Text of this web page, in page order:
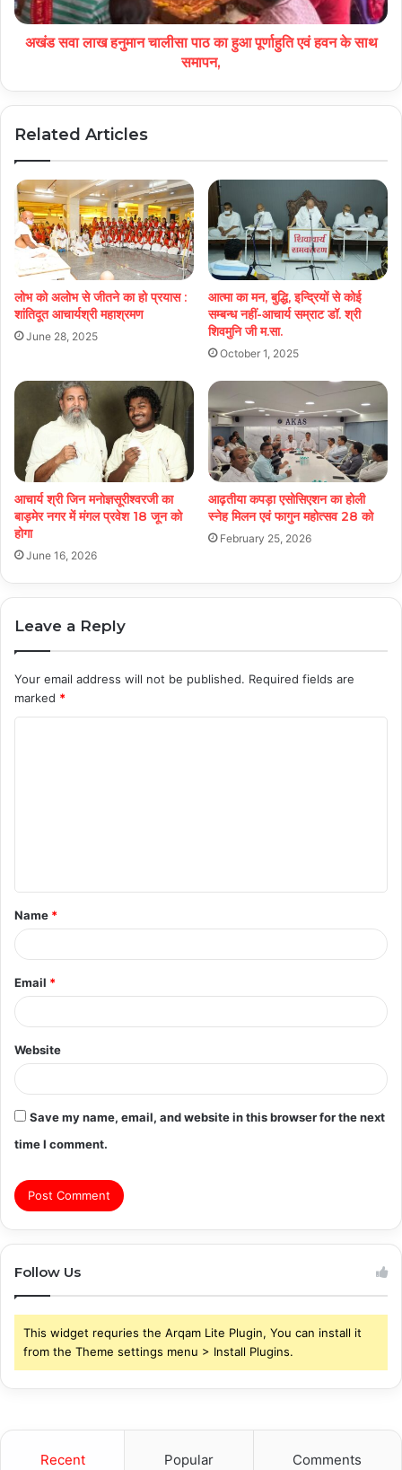
अखंड सवा लाख हनुमान चालीसा पाठ का हुआ पूर्णाहुति एवं हवन के साथ
समापन,
Related Articles
लोभ को अलोभ से जीतने का हो प्रयास :
शांतिदूत आचार्यश्री महाश्रमण
June 28, 2025
आत्मा का मन, बुद्धि, इन्द्रियों से कोई
सम्बन्ध नहीं-आचार्य सम्राट डॉ. श्री
शिवमुनि जी म.सा.
October 1, 2025
आचार्य श्री जिन मनोज्ञसूरीश्वरजी का
बाड़मेर नगर में मंगल प्रवेश 18 जून को
होगा
June 16, 2026
आढ़तीया कपड़ा एसोसिएशन का होली
स्नेह मिलन एवं फागुन महोत्सव 28 को
February 25, 2026
Leave a Reply
Your email address will not be published. Required fields are
marked *
t
*
Name *
Email *
Website
Save my name, email, and website in this browser for the next
time I comment.
Follow Us
This widget requries the Arqam Lite Plugin, You can install it
from the Theme settings menu > Install Plugins.
Recent Popular Comments